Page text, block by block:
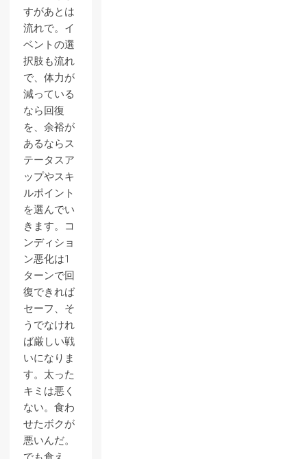
すがあとは
流れで。イ
ベントの選
択肢も流れ
で、体力が
減っている
なら回復
を、余裕が
あるならス
テータスア
ップやスキ
ルポイント
を選んでい
きます。コ
ンディショ
ン悪化は1
ターンで回
復できれば
セーフ、そ
うでなけれ
ば厳しい戦
いになりま
す。太った
キミは悪く
ない。食わ
せたボクが
悪いんだ。